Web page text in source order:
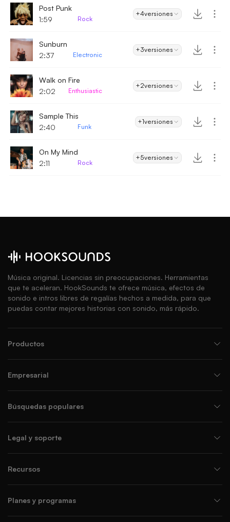
Post Punk
1:59
Rock
+4versiones
Sunburn
2:37
Electronic
+3versiones
Walk on Fire
2:02
Enthusiastic
+2versiones
Sample This
2:40
Funk
+1versiones
On My Mind
2:11
Rock
+5versiones
Música original. Licencias sin preocupaciones. Herramientas
que te aceleran. HookSounds te ofrece música, efectos de
sonido e intros libres de regalías hechos a medida, para que
puedas contar mejores historias con sonido, más rápido.
Productos
Empresarial
Búsquedas populares
Legal y soporte
Recursos
Planes y programas